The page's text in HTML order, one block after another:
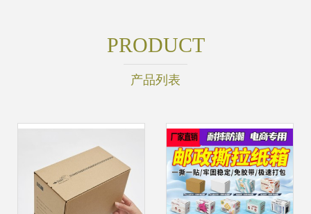
PRODUCT
产品列表